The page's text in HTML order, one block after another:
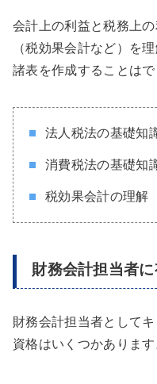
会計上の利益と税務上
（税効果会計など）を
諸表を作成することはで
法人税法の基礎知
消費税法の基礎知
税効果会計の理解
財務会計担当者
財務会計担当者として
資格はいくつかあります